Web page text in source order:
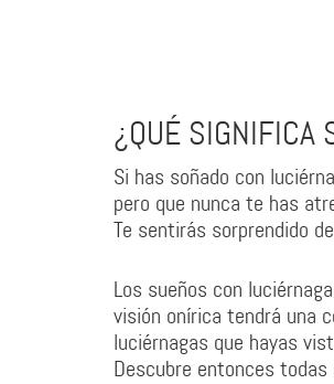
¿QUÉ SIGNIFICA
Si has soñado con
pero que nunca te has
Te sentirás sorprendido
Los sueños con
visión onírica tendrá una
luciérnagas que hayas
Descubre entonces